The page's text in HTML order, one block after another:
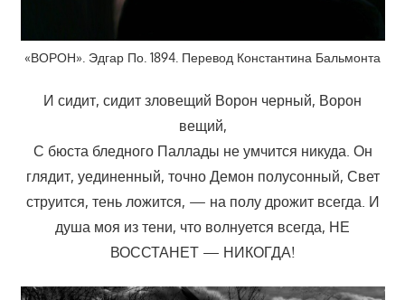
«ВОРОН». Эдгар По. 1894. Перевод Константина Бальмонта
И сидит, сидит зловещий Ворон черный, Ворон
вещий,
С бюста бледного Паллады не умчится никуда. Он
глядит, уединенный, точно Демон полусонный, Свет
струится, тень ложится, — на полу дрожит всегда. И
душа моя из тени, что волнуется всегда, НЕ
ВОССТАНЕТ — НИКОГДА!